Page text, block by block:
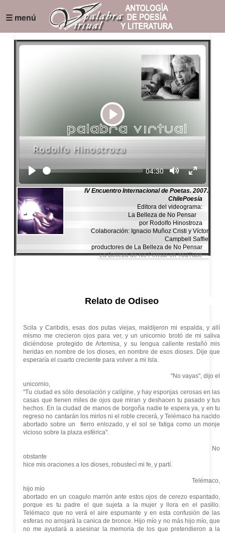
☰ menú
Play
Seek Current
04:30
IV Encuentro Internacional de Poetas. 2007.
ChilePoesía
Editora del videograma:
La Belleza de No Pensar
por Rodolfo Hinostroza
Colaboración: Ignacio Muñoz Cristi y Víctor
Campbell Saffie
productores de La Belleza de No Pensar
La Belleza de No Pensar en YouTube
Relato de Odiseo
Scila y Caribdis, esas dos putas viejas, maldijeron mi espalda, y allí
mismo me crecieron ojos para ver, y un unicornio brotó de mi saliva
diciéndose protegido de Artemisa, y su lengua caliente restañó mis
heridas en nombre de los dioses, en nombre de esos dioses. Dije que
esperaría el cuarto creciente para volver a mi Isla.
"No vayas", dijo el
unicornio,
"Tu ciudad es sólo desolación y calígine, y hay esponjas cerosas en las
casas que tienen miles de ojos que miran y deshacen tu pasado y tus
hechos. En la ciudad de manos de borgoña nadie te espera ya, y en tu
regreso no cantarán los mirlos ni el roble crecerá, y Telémaco ha nacido
abortado sobre un fierro enlozado, y el sol se fatiga como un monje
vicioso sobre la plaza esférica".
No
obstante
hice mis oraciones a los dioses, robustecí mi fe, y partí.
Telémaco,
hijo mío
abortado en un coagulo marrón ante estos ojos de cerezo espantado,
porque es tu padre el que sujeta a la mujer y llora en el pasillo.
Telémaco que no verá el aire espumante y en esta confusión de las
esferas no arrojará la canica de bronce. Hijo mío y no más hijo mío, que
no me ayudará a asesinar la memoria de los que pretendieron a la